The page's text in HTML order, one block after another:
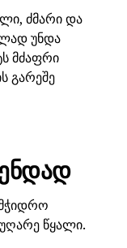
ძმარი და
უნდა
მძაფრი
გარეშე
წყალი.